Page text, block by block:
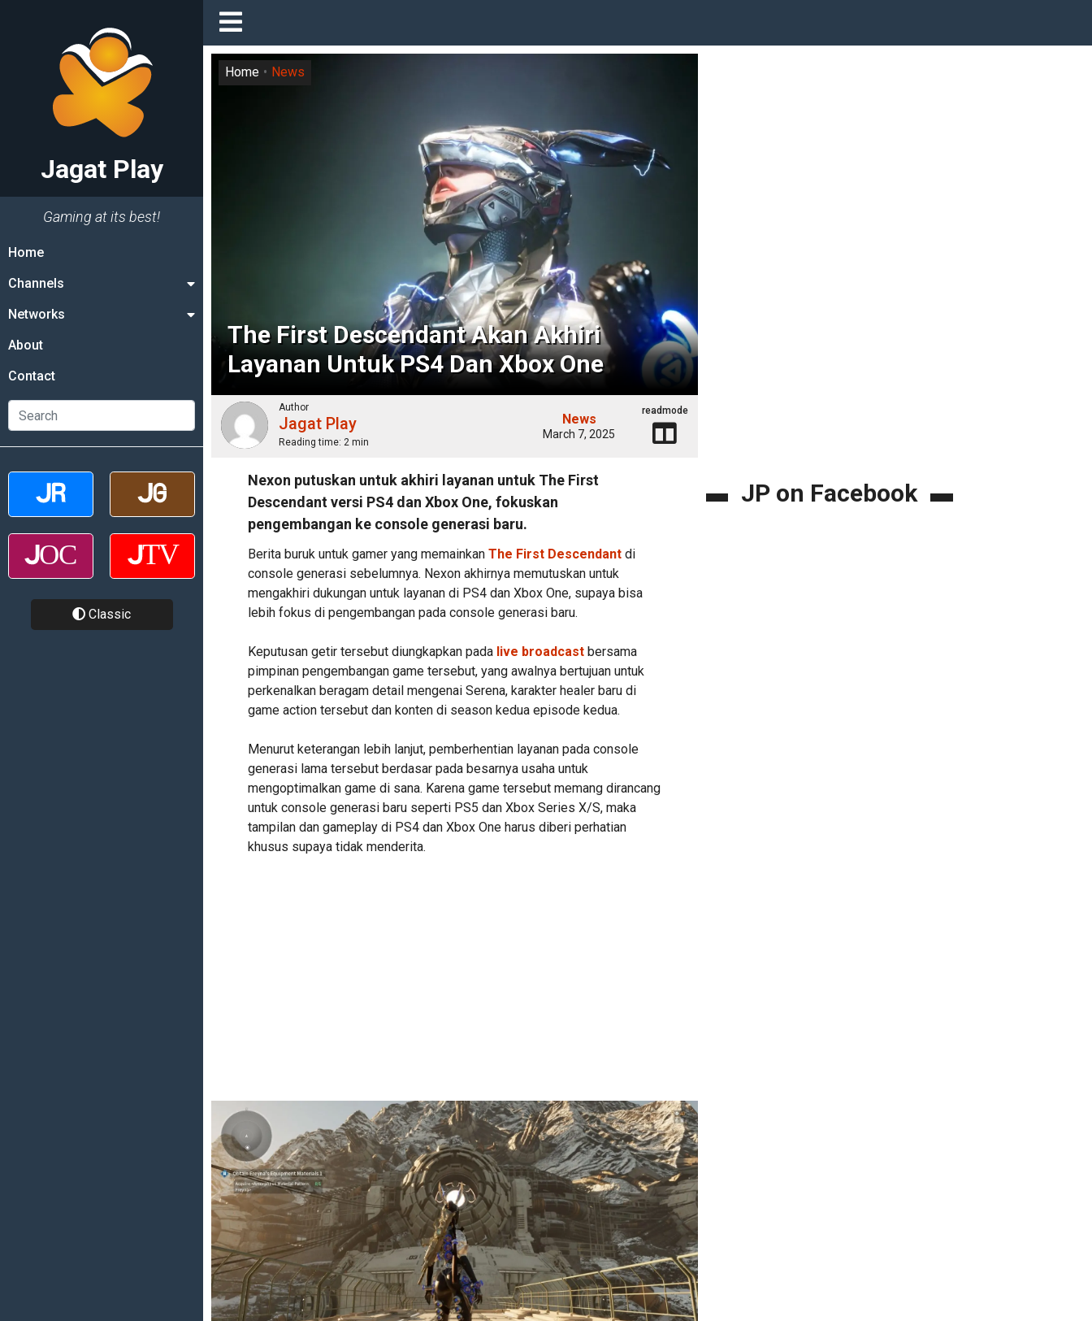
Jagat Play
Gaming at its best!
Home
Channels
Networks
About
Contact
Classic
The First Descendant Akan Akhiri
Layanan Untuk PS4 Dan Xbox One
Home News
Author
Jagat Play
Reading time: 2 min
News
March 7, 2025
readmode
Nexon putuskan untuk akhiri layanan untuk The First
Descendant versi PS4 dan Xbox One, fokuskan
pengembangan ke console generasi baru.
Berita buruk untuk gamer yang memainkan The First Descendantdi
console generasi sebelumnya. Nexon akhirnya memutuskan untuk
mengakhiri dukungan untuk layanan di PS4 dan Xbox One, supaya bisa
lebih fokus di pengembangan pada console generasi baru.
Keputusan getir tersebut diungkapkan pada live broadcast bersama
pimpinan pengembangan game tersebut, yang awalnya bertujuan untuk
perkenalkan beragam detail mengenai Serena, karakter healer baru di
game action tersebut dan konten di season kedua episode kedua.
Menurut keterangan lebih lanjut, pemberhentian layanan pada console
generasi lama tersebut berdasar pada besarnya usaha untuk
mengoptimalkan game di sana. Karena game tersebut memang dirancang
untuk console generasi baru seperti PS5 dan Xbox Series X/S, maka
tampilan dan gameplay di PS4 dan Xbox One harus diberi perhatian
khusus supaya tidak menderita.
JP on Facebook